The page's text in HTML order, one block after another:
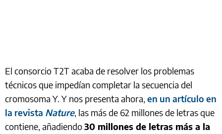
El consorcio T2T acaba de resolver los problemas
técnicos que impedían completar la secuencia del
cromosoma Y. Y nos presenta ahora, en un artículo en
la revista Nature, las más de 62 millones de letras que
contiene, añadiendo30 millones de letras más a la